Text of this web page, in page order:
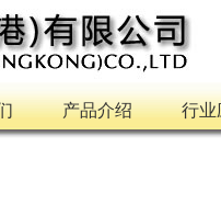
产品介绍 行业